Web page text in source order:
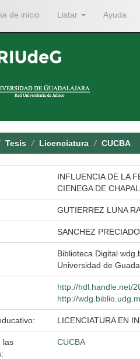
de inicio Listar Ayuda
Tesis Licenciatura CUCBA
INFLUENCIA DE LA
CIENEGA DE
GUTIERREZ LUNA
SANCHEZ
Biblioteca Digital
Universidad de
http://hdl.handle.net/
http://
LICENCIATURA EN
las
CUCBA